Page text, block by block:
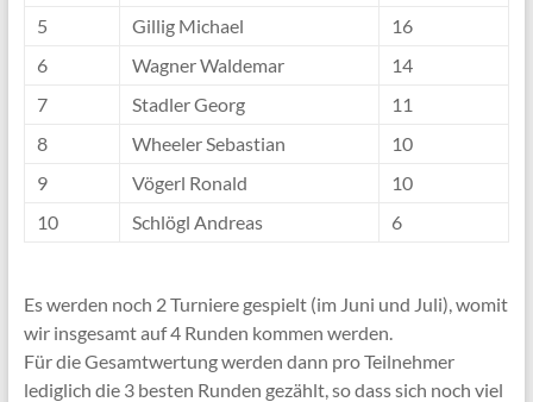
5
Gillig Michael
16
6
Wagner Waldemar
14
7
Stadler Georg
11
8
Wheeler Sebastian
10
9
Vögerl Ronald
10
10
Schlögl Andreas 6
Es werden noch 2 Turniere gespielt (im Juni und Juli), womit
wir insgesamt auf 4 Runden kommen werden.
Für die Gesamtwertung werden dann pro Teilnehmer
lediglich die 3 besten Runden gezählt, so dass sich noch viel